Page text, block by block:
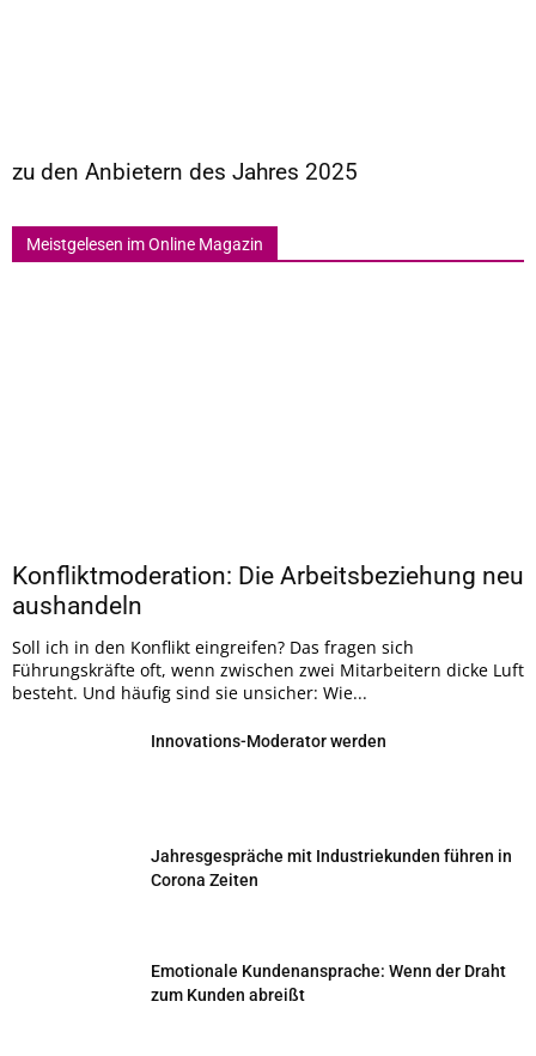
zu den Anbietern des Jahres 2025
Meistgelesen im Online Magazin
Konfliktmoderation: Die Arbeitsbeziehung neu
aushandeln
Soll ich in den Konflikt eingreifen? Das fragen sich
Führungskräfte oft, wenn zwischen zwei Mitarbeitern dicke Luft
besteht. Und häufig sind sie unsicher: Wie...
Innovations-Moderator werden
Jahresgespräche mit Industriekunden führen in
Corona Zeiten
Emotionale Kundenansprache: Wenn der Draht
zum Kunden abreißt